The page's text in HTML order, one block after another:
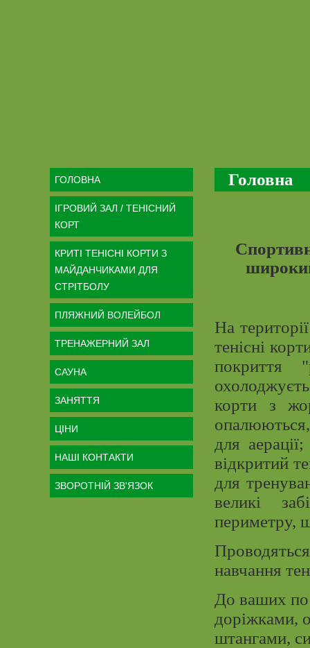
Головна
На
тенісні
покриття
корти з
для
відкритий
для
великі
периметру,
навчання
До ваших
доріжками,
штангами,
ГОЛОВНА
ІГРОВИЙ ЗАЛ / ТЕНІСНИЙ
КОРТ
КРИТІ ТЕНІСНІ КОРТИ З
МАЙДАНЧИКАМИ ДЛЯ
СТРІТБОЛУ
ПЛЯЖНИЙ ВОЛЕЙБОЛ
ТРЕНАЖЕРНИЙ ЗАЛ
САУНА
ЗАНЯТТЯ
ЦІНИ
НАШІ КОНТАКТИ
ЗВОРОТНІЙ ЗВ'ЯЗОК